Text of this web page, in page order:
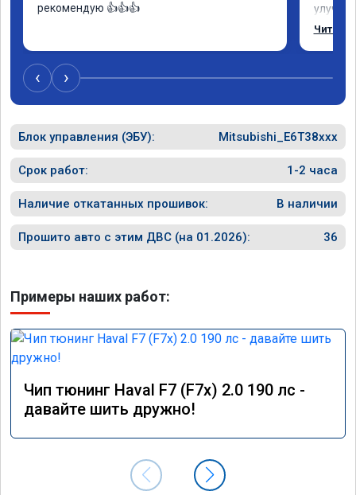
рекомендую 👍👍👍
стали
Читать
‹ ›
Блок управления (ЭБУ): Mitsubishi_E6T38xxx
Срок работ: 1-2 часа
Наличие откатанных прошивок: В наличии
Прошито авто с этим ДВС (на 01.2026): 36
Примеры наших работ:
Чип тюнинг Haval F7 (F7x) 2.0 190 лс -
давайте шить дружно!